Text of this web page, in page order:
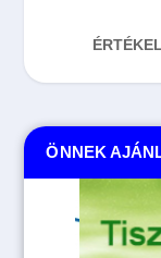
ÖNNEK